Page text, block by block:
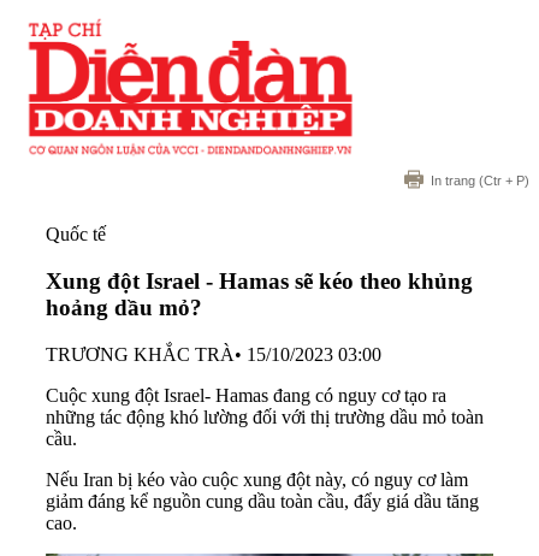
In trang (Ctr + P)
Quốc tế
Xung đột Israel - Hamas sẽ kéo theo khủng
hoảng dầu mỏ?
TRƯƠNG KHẮC TRÀ• 15/10/2023 03:00
Cuộc xung đột Israel- Hamas đang có nguy cơ tạo ra
những tác động khó lường đối với thị trường dầu mỏ toàn
cầu.
Nếu Iran bị kéo vào cuộc xung đột này, có nguy cơ làm
giảm đáng kể nguồn cung dầu toàn cầu, đẩy giá dầu tăng
cao.